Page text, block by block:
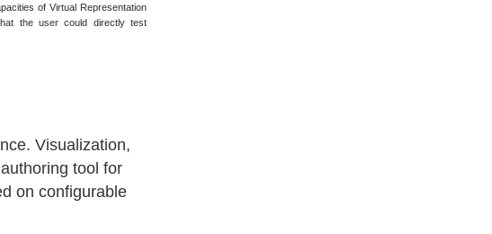
of Virtual Representation
the user could directly test
Visualization,
tool for
on configurable